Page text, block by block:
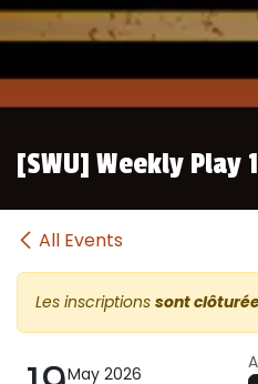
[SWU] Weekly Play
All Events
Les inscriptions sont
May 2026